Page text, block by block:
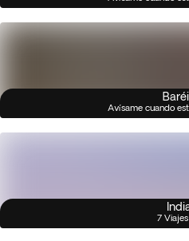
Avísame cuando
7 Viajes